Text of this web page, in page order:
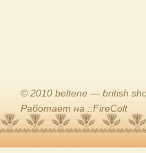
© 2010 beltene — british
Работает на ::FireColt